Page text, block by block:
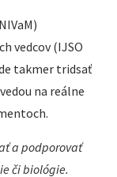
vedcov (IJSO
takmer tridsať
na reálne
a podporovať
či biológie.